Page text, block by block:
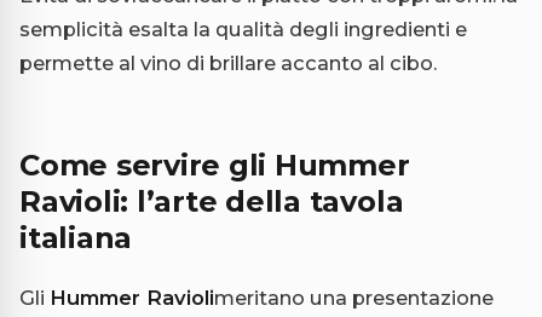
semplicità esalta la qualità degli ingredienti e
permette al vino di brillare accanto al cibo.
Come servire gli Hummer
Ravioli: l’arte della tavola
italiana
Gli Hummer Raviolimeritano una presentazione